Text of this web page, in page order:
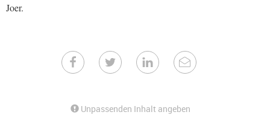
Joer.
Unpassenden Inhalt angeben